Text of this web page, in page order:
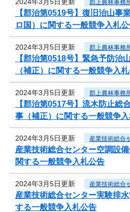
郡上農林事務
【郡治第0519号】復旧治山
ロ国）に関する一般競争入札
2024年3月5日更新 郡上農林事務
【郡治第0518号】緊急予防
（補正）に関する一般競争入
2024年3月5日更新 郡上農林事務
【郡治第0517号】流木防止
事（補正）に関する一般競争
2024年3月5日更新 産業技術総合
産業技術総合センター空調設
関する一般競争入札公告
2024年3月5日更新 産業技術総合
産業技術総合センター実験排
する一般競争入札公告